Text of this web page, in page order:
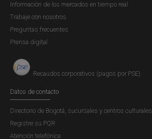
Información de los mercados en tiempo real
Trabaje con nosotros
Preguntas frecuentes
Prensa digital
Recaudos corporativos (pagos por PSE)
Datos de contacto
Directorio de Bogotá, sucursales y centros culturales
Registre su PQR
Atención telefónica